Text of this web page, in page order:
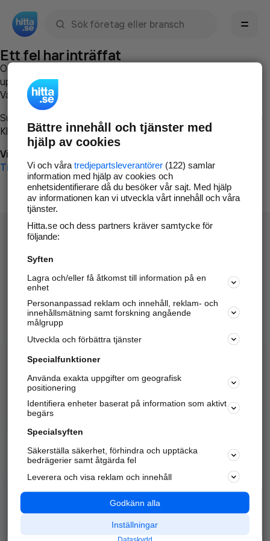
Ett fel har inträffat
Om du vill kan du
uppstod så att vi lättare och snabbare kan avhjälpa det.
Vänligen försök med följande:
Surfa till
Klicka påTillbaka-knappen i webbläsaren och försök igen
Vi beklagar besväret!
Till startsidan
Hitta.se - Gratis nummerupplysning.
Sök företag, personer och platser.
Hitta telefonnummer, adresser, företagsinfo mm.
Marknadsför företaget
Kom igång och annonsera mot
samarbetspartners nära dig.
Alla kategorier
Populära sökningar
API & Kartor
Annonsera
Integritet
Nödnummer
Bättre innehåll och tjänster med
hjälp av cookies
Vi och våra tredjepartsleverantörer(122) samlar
information med hjälp av cookies och
enhetsidentifierare då du besöker vår sajt. Med hjälp
av informationen kan vi utveckla vårt innehåll och våra
tjänster.
Hitta.se och dess partners kräver samtycke för
följande:
Syften
Lagra och/eller få åtkomst till information på en
enhet
Personanpassad reklam och innehåll, reklam- och
innehållsmätning samt forskning angående
målgrupp
Utveckla och förbättra tjänster
Specialfunktioner
Använda exakta uppgifter om geografisk
positionering
Identifiera enheter baserat på information som aktivt
begärs
Specialsyften
Säkerställa säkerhet, förhindra och upptäcka
bedrägerier samt åtgärda fel
Leverera och visa reklam och innehåll
Godkänn alla
Inställningar
Dataskydd